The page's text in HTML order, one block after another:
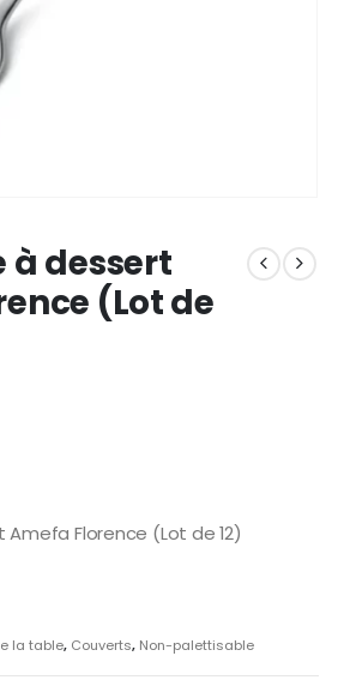
à dessert
(Lot de
Florence (Lot de 12)
la table, Couverts, Non-palettisable